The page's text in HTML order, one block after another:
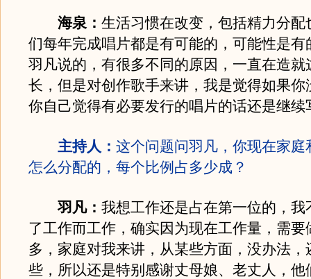
海泉： 生活习惯在改变，包括精力分配
们每年完成唱片都是有可能的，可能性是有
羽凡说的，有很多不同的原因，一直在造就
长，但是对创作歌手来讲，我是觉得如果你
你自己觉得有必要发行的唱片的话还是继续
主持人： 这个问题问羽凡，你现在家庭
怎么分配的，每个比例占多少成？
羽凡： 我想工作还是占在第一位的，我
了工作而工作，确实因为现在工作量，需要
多，家庭对我来讲，从某些方面，没办法，
些，所以还是特别感谢丈母娘、老丈人，他